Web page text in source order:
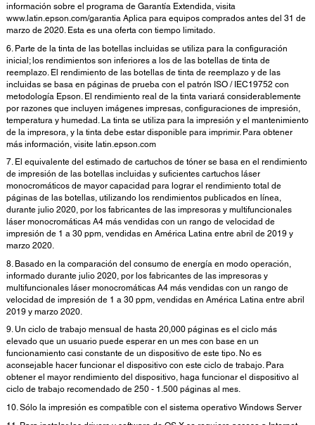
información sobre el programa de Garantía Extendida, visita
www.latin.epson.com/garantia Aplica para equipos comprados antes del 31 de
marzo de 2020. Esta es una oferta con tiempo limitado.
6. Parte de la tinta de las botellas incluidas se utiliza para la configuración
inicial; los rendimientos son inferiores a los de las botellas de tinta de
reemplazo. El rendimiento de las botellas de tinta de reemplazo y de las
incluidas se basa en páginas de prueba con el patrón ISO / IEC19752 con
metodología Epson. El rendimiento real de la tinta variará considerablemente
por razones que incluyen imágenes impresas, configuraciones de impresión,
temperatura y humedad. La tinta se utiliza para la impresión y el mantenimiento
de la impresora, y la tinta debe estar disponible para imprimir. Para obtener
más información, visite latin.epson.com
7. El equivalente del estimado de cartuchos de tóner se basa en el rendimiento
de impresión de las botellas incluidas y suficientes cartuchos láser
monocromáticos de mayor capacidad para lograr el rendimiento total de
páginas de las botellas, utilizando los rendimientos publicados en línea,
durante julio 2020, por los fabricantes de las impresoras y multifuncionales
láser monocromáticas A4 más vendidas con un rango de velocidad de
impresión de 1 a 30 ppm, vendidas en América Latina entre abril de 2019 y
marzo 2020.
8. Basado en la comparación del consumo de energía en modo operación,
informado durante julio 2020, por los fabricantes de las impresoras y
multifuncionales láser monocromáticas A4 más vendidas con un rango de
velocidad de impresión de 1 a 30 ppm, vendidas en América Latina entre abril
2019 y marzo 2020.
9. Un ciclo de trabajo mensual de hasta 20,000 páginas es el ciclo más
elevado que un usuario puede esperar en un mes con base en un
funcionamiento casi constante de un dispositivo de este tipo. No es
aconsejable hacer funcionar el dispositivo con este ciclo de trabajo. Para
obtener el mayor rendimiento del dispositivo, haga funcionar el dispositivo al
ciclo de trabajo recomendado de 250 - 1.500 páginas al mes.
10. Sólo la impresión es compatible con el sistema operativo Windows Server